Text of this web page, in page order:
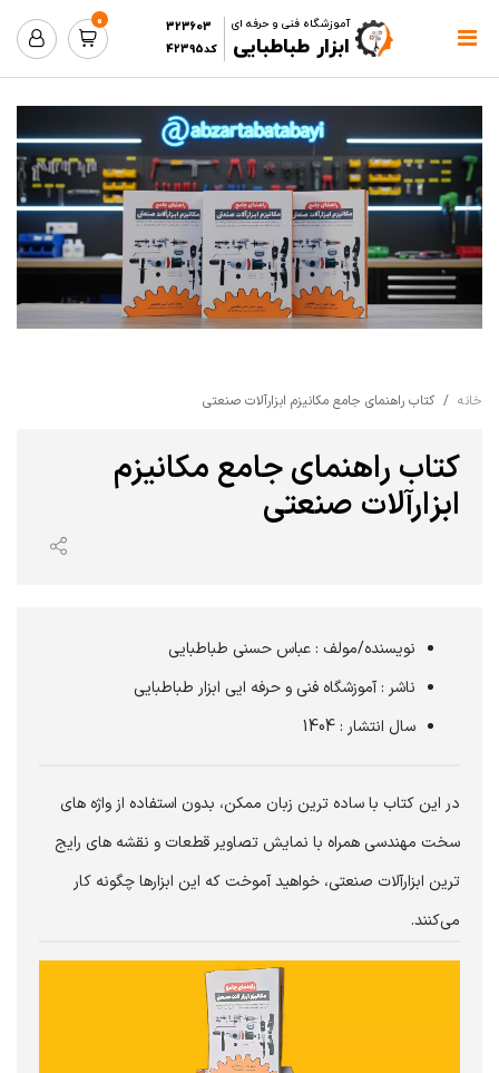
آموزشگاه فنی و حرفه ای
ابزار طباطبایی
323603
کد42395
0
خانه کتاب راهنمای جامع مکانیزم ابزارآلات صنعتی
کتاب راهنمای جامع مکانیزم
ابزارآلات صنعتی
نویسنده/مولف : عباس حسنی طباطبایی
ناشر : آموزشگاه فنی و حرفه ایی ابزار طباطبایی
سال انتشار : 1404
در این کتاب با ساده ترین زبان ممکن، بدون استفاده از واژه های
سخت مهندسی همراه با نمایش تصاویر قطعات و نقشه های رایج
ترین ابزارآلات صنعتی، خواهید آموخت که این ابزارها چگونه کار
می‌کنند.